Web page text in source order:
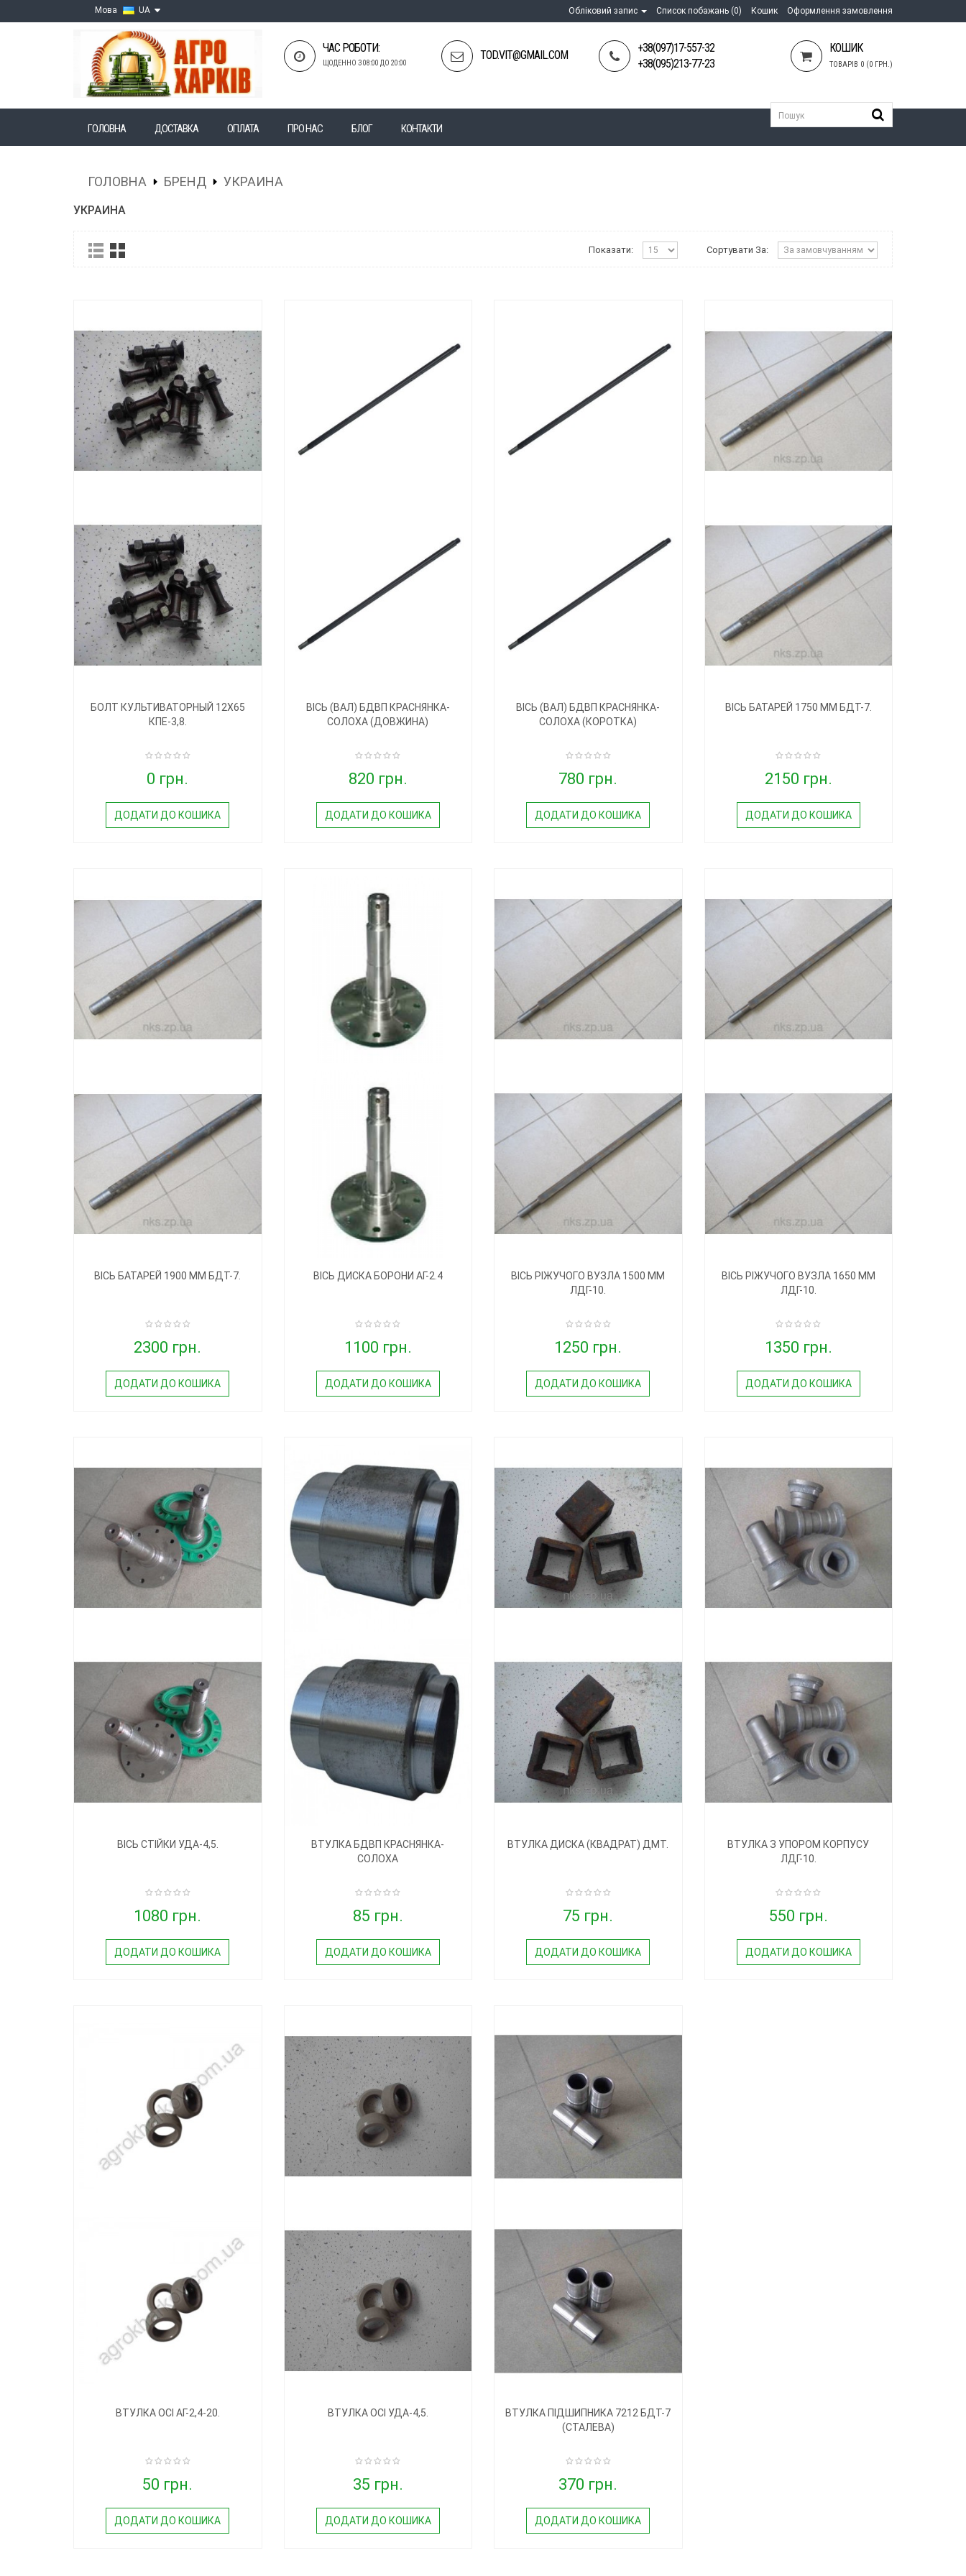
Мова UA Обліковий запис Список побажань (0) Кошик Оформлення замовлення
ЧАС РОБОТИ:
ЩОДЕННО З 08:00 ДО 20:00
TOD.VIT@GMAIL.COM
+38(097)17-557-32
+38(095)213-77-23
КОШИК
ТОВАРІВ 0 (0 ГРН.)
ГОЛОВНА ДОСТАВКА ОПЛАТА ПРО НАС БЛОГ КОНТАКТИ
ГОЛОВНА БРЕНД УКРАИНА
УКРАИНА
Сортувати За:
Показати:
БОЛТ КУЛЬТИВАТОРНЫЙ 12Х65
КПЕ-3,8.
0 грн.
ДОДАТИ ДО КОШИКА
ВІСЬ (ВАЛ) БДВП КРАСНЯНКА-
СОЛОХА (ДОВЖИНА)
820 грн.
ДОДАТИ ДО КОШИКА
ВІСЬ (ВАЛ) БДВП КРАСНЯНКА-
СОЛОХА (КОРОТКА)
780 грн.
ДОДАТИ ДО КОШИКА
ВІСЬ БАТАРЕЙ 1750 ММ БДТ-7.
2150 грн.
ДОДАТИ ДО КОШИКА
ВІСЬ БАТАРЕЙ 1900 ММ БДТ-7.
2300 грн.
ДОДАТИ ДО КОШИКА
ВІСЬ ДИСКА БОРОНИ АГ-2.4
1100 грн.
ДОДАТИ ДО КОШИКА
ВІСЬ РІЖУЧОГО ВУЗЛА 1500 ММ
ЛДГ-10.
1250 грн.
ДОДАТИ ДО КОШИКА
ВІСЬ РІЖУЧОГО ВУЗЛА 1650 ММ
ЛДГ-10.
1350 грн.
ДОДАТИ ДО КОШИКА
ВІСЬ СТІЙКИ УДА-4,5.
1080 грн.
ДОДАТИ ДО КОШИКА
ВТУЛКА БДВП КРАСНЯНКА-
СОЛОХА
85 грн.
ДОДАТИ ДО КОШИКА
ВТУЛКА ДИСКА (КВАДРАТ) ДМТ.
75 грн.
ДОДАТИ ДО КОШИКА
ВТУЛКА З УПОРОМ КОРПУСУ
ЛДГ-10.
550 грн.
ДОДАТИ ДО КОШИКА
ВТУЛКА ОСІ АГ-2,4-20.
50 грн.
ДОДАТИ ДО КОШИКА
ВТУЛКА ОСІ УДА-4,5.
35 грн.
ДОДАТИ ДО КОШИКА
ВТУЛКА ПІДШИПНИКА 7212 БДТ-7
(СТАЛЕВА)
370 грн.
ДОДАТИ ДО КОШИКА